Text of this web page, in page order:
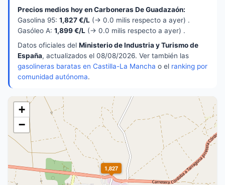
Precios medios hoy en Carboneras De Guadazaón:
Gasolina 95: 1,827 €/L (→ 0.0 milis respecto a ayer) .
Gasóleo A: 1,899 €/L (→ 0.0 milis respecto a ayer) .
Datos oficiales del Ministerio de Industria y Turismo de
España, actualizados el 08/08/2026. Ver también las
gasolineras baratas en Castilla-La Mancha o el ranking por
comunidad autónoma.
1,827
+
−